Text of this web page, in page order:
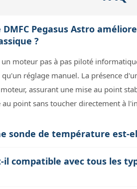
DMFC Pegasus Astro
?
un moteur pas à pas piloté
réglage manuel. La présence
assurant une mise au point
au point sans toucher directement à
sonde de température est-
les variations thermiques. La sonde
il compatible avec tous les